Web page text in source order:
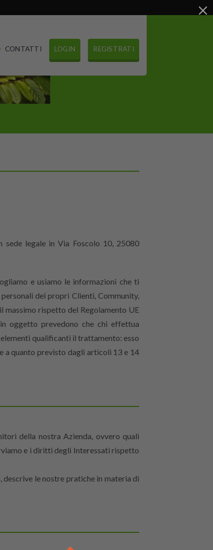
CONTATTI LOGIN REGISTRATI
legale in Via Foscolo 10, 25080
e usiamo le informazioni che ti
dei propri Clienti, Community,
rispetto del Regolamento UE
oggetto prevedono che chi effettua
qualificanti il trattamento: esso
a quanto previsto dagli articoli 13 e 14
della nostra Azienda, ovvero quali
e i diritti degli Interessati rispetto
le nostre pratiche in materia di